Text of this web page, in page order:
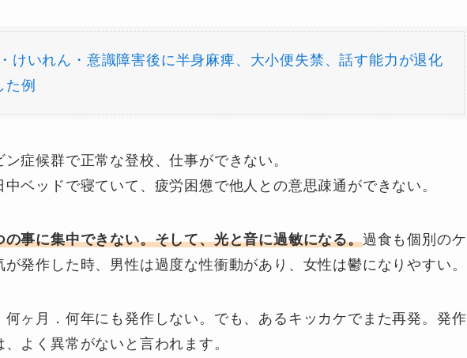
けいれん・意識障害後に半身麻痺、大小便失禁、話す能力が退化
た例
ン症候群で正常な登校、仕事ができない。
ベッドで寝ていて、疲労困憊で他人との意思疎通ができない。
の事に集中できない。そして、光と音に過敏になる。過食も個別のケ
発作した時、男性は過度な性衝動があり、女性は鬱になりやすい。
ヶ月．何年にも発作しない。でも、あるキッカケでまた再発。発作
よく異常がないと言われます。